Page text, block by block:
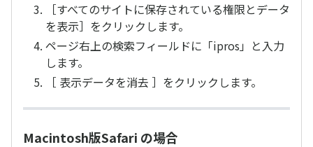
［すべてのサイトに保存されている権限とデータ
を表示］をクリックします。
ページ右上の検索フィールドに「ipros」と入力
します。
［ 表示データを消去 ］をクリックします。
Macintosh版Safari の場合